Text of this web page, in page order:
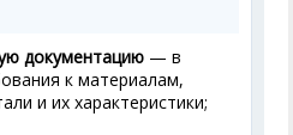
документацию — в
к материалам,
и их характеристики;